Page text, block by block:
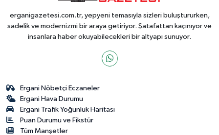
erganigazetesi.com.tr, yepyeni temasıyla sizleri buluştururken,
sadelik ve modernizmi bir araya getiriyor. Şatafattan kaçınıyor ve
insanlara haber okuyabilecekleri bir altyapı sunuyor.
Ergani Nöbetçi Eczaneler
Ergani Hava Durumu
Ergani Trafik Yoğunluk Haritası
Puan Durumu ve Fikstür
Tüm Manşetler